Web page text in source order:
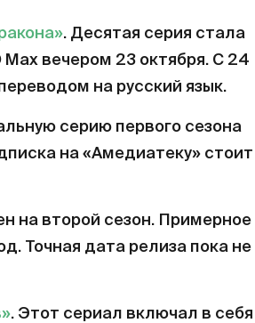
. Десятая серия стала
вечером 23 октября. С 24
на русский язык.
серию первого сезона
на «Амедиатеку» стоит
на второй сезон. Примерное
Точная дата релиза пока не
. Этот сериал включал в себя